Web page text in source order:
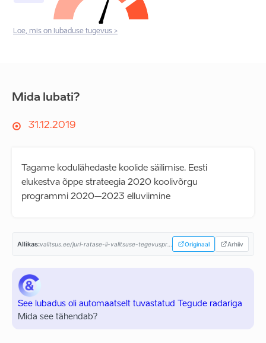
Loe, mis on lubaduse tugevus >
Mida lubati?
31.12.2019
Tagame kodulähedaste koolide säilimise. Eesti
elukestva õppe strateegia 2020 koolivõrgu
programmi 2020–2023 elluviimine
Allikas: Originaal Arhiiv
See lubadus oli automaatselt tuvastatud Tegude radariga
Mida see tähendab?